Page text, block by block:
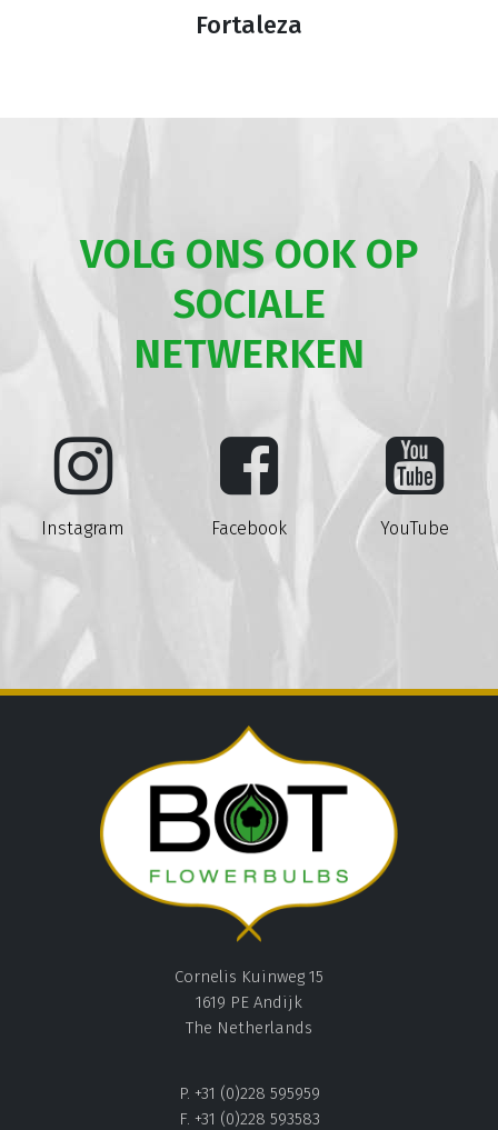
Fortaleza
VOLG ONS OOK OP
SOCIALE
NETWERKEN
Instagram Facebook YouTube
Cornelis Kuinweg 15
1619 PE Andijk
The Netherlands
P. +31 (0)228 595959
F. +31 (0)228 593583